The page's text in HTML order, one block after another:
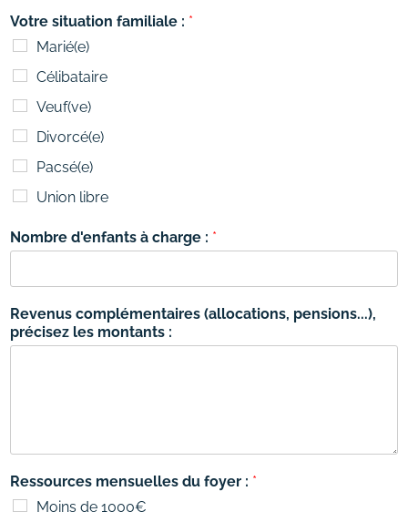
Votre situation familiale : *
Marié(e)
Célibataire
Veuf(ve)
Divorcé(e)
Pacsé(e)
Union libre
Nombre d'enfants à charge : *
Revenus complémentaires (allocations, pensions...),
précisez les montants :
Ressources mensuelles du foyer : *
Moins de 1000€